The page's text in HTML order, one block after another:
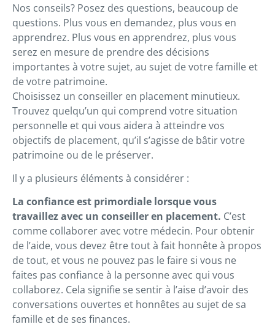
Nos conseils? Posez des questions, beaucoup de
questions. Plus vous en demandez, plus vous en
apprendrez. Plus vous en apprendrez, plus vous
serez en mesure de prendre des décisions
importantes à votre sujet, au sujet de votre famille et
de votre patrimoine.
Choisissez un conseiller en placement minutieux.
Trouvez quelqu’un qui comprend votre situation
personnelle et qui vous aidera à atteindre vos
objectifs de placement, qu’il s’agisse de bâtir votre
patrimoine ou de le préserver.
Il y a plusieurs éléments à considérer :
La confiance est primordiale lorsque vous
travaillez avec un conseiller en placement. C’est
comme collaborer avec votre médecin. Pour obtenir
de l’aide, vous devez être tout à fait honnête à propos
de tout, et vous ne pouvez pas le faire si vous ne
faites pas confiance à la personne avec qui vous
collaborez. Cela signifie se sentir à l’aise d’avoir des
conversations ouvertes et honnêtes au sujet de sa
famille et de ses finances.